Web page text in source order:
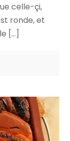
celle-çi,
ronde, et
[…]